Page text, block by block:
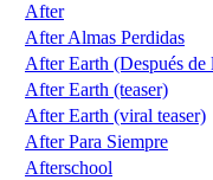
After
After Almas Perdidas
After Earth (Después de
After Earth (teaser)
After Earth (viral teaser)
After Para Siempre
Afterschool